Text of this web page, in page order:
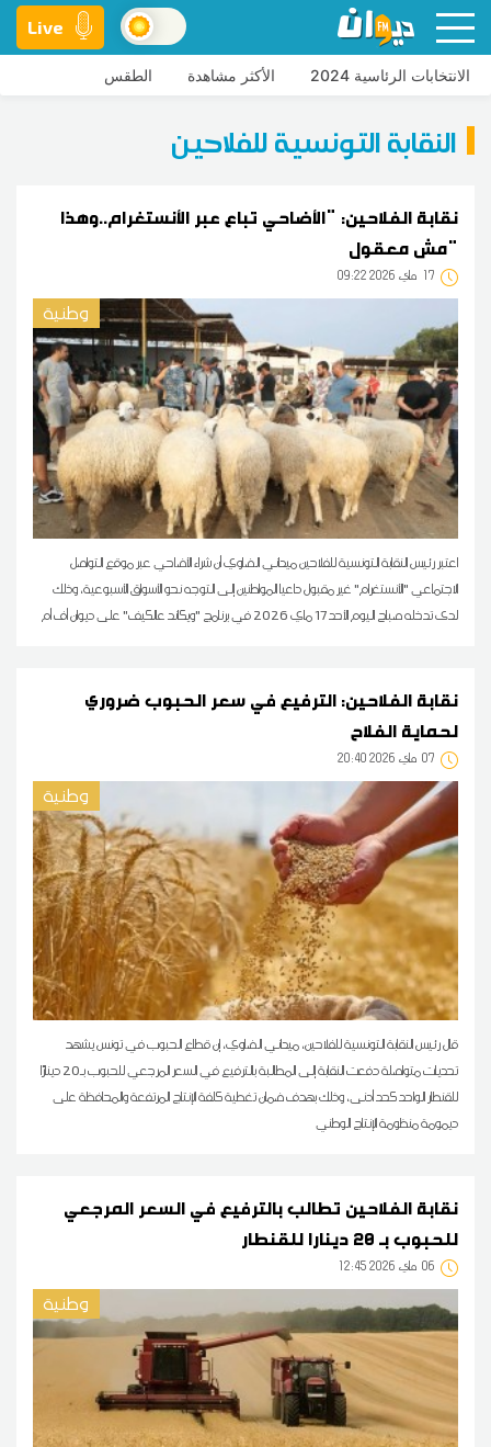
Live
الانتخابات الرئاسية 2024 الأكثر مشاهدة الطقس
النقابة التونسية للفلاحين
نقابة الفلاحين: "الأضاحي تباع عبر الأنستغرام..وهذا
مش معقول"
17 09:22 2026 ماي
وطنية
اعتبر رئيس النقابة التونسية للفلاحين ميداني الضاوي أن شراء الأضاحي عبر موقع التواصل
الاجتماعي "الأنستغرام" غير مقبول داعيا المواطنين إلى التوجه نحو الأسواق الأسبوعية، وذلك
لدى تدخله صباح اليوم الأحد 17 ماي 2026 في برنامج "ويكاند عالكيف" على ديوان أف أم
نقابة الفلاحين: الترفيع في سعر الحبوب ضروري
لحماية الفلاح
07 20:40 2026 ماي
وطنية
قال رئيس النقابة التونسية للفلاحين، ميداني الضاوي، إن قطاع الحبوب في تونس يشهد
تحديات متواصلة دفعت النقابة إلى المطالبة بالترفيع في السعر المرجعي للحبوب بـ20 دينارًا
للقنطار الواحد كحد أدنى، وذلك بهدف ضمان تغطية كلفة الإنتاج المرتفعة والمحافظة على
ديمومة منظومة الإنتاج الوطني
نقابة الفلاحين تطالب بالترفيع في السعر المرجعي
للحبوب بـ 20 دينارا للقنطار
06 12:45 2026 ماي
وطنية